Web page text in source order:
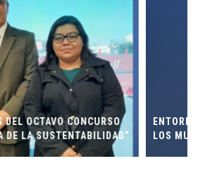
VERDE Y ANIMALIA PRESENTES EN EL
FCC, UANL.